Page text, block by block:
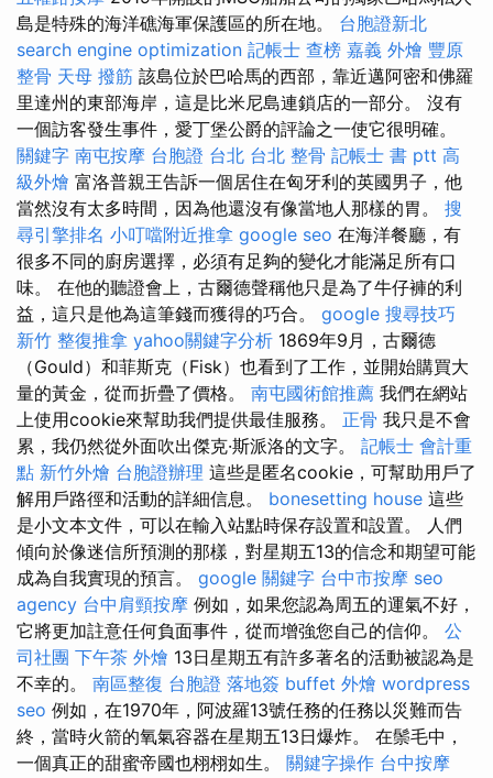
島是特殊的海洋礁海軍保護區的所在地。 台胞證新北
search engine optimization 記帳士 查榜 嘉義 外燴 豐原
整骨 天母 撥筋 該島位於巴哈馬的西部，靠近邁阿密和佛羅
里達州的東部海岸，這是比米尼島連鎖店的一部分。 沒有
一個訪客發生事件，愛丁堡公爵的評論之一使它很明確。
關鍵字 南屯按摩 台胞證 台北 台北 整骨 記帳士 書 ptt 高
級外燴 富洛普親王告訴一個居住在匈牙利的英國男子，他
當然沒有太多時間，因為他還沒有像當地人那樣的胃。 搜
尋引擎排名 小叮噹附近推拿 google seo 在海洋餐廳，有
很多不同的廚房選擇，必須有足夠的變化才能滿足所有口
味。 在他的聽證會上，古爾德聲稱他只是為了牛仔褲的利
益，這只是他為這筆錢而獲得的巧合。 google 搜尋技巧
新竹 整復推拿 yahoo關鍵字分析 1869年9月，古爾德
（Gould）和菲斯克（Fisk）也看到了工作，並開始購買大
量的黃金，從而折疊了價格。 南屯國術館推薦 我們在網站
上使用cookie來幫助我們提供最佳服務。 正骨 我只是不會
累，我仍然從外面吹出傑克·斯派洛的文字。 記帳士 會計重
點 新竹外燴 台胞證辦理 這些是匿名cookie，可幫助用戶了
解用戶路徑和活動的詳細信息。 bonesetting house 這些
是小文本文件，可以在輸入站點時保存設置和設置。 人們
傾向於像迷信所預測的那樣，對星期五13的信念和期望可能
成為自我實現的預言。 google 關鍵字 台中市按摩 seo
agency 台中肩頸按摩 例如，如果您認為周五的運氣不好，
它將更加註意任何負面事件，從而增強您自己的信仰。 公
司社團 下午茶 外燴 13日星期五有許多著名的活動被認為是
不幸的。 南區整復 台胞證 落地簽 buffet 外燴 wordpress
seo 例如，在1970年，阿波羅13號任務的任務以災難而告
終，當時火箭的氧氣容器在星期五13日爆炸。 在鬃毛中，
一個真正的甜蜜帝國也栩栩如生。 關鍵字操作 台中按摩